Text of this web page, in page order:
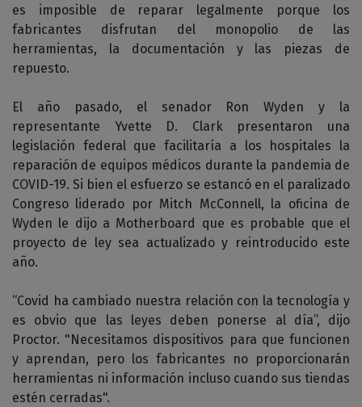
es imposible de reparar legalmente porque los
fabricantes disfrutan del monopolio de las
herramientas, la documentación y las piezas de
repuesto.
El año pasado, el senador Ron Wyden y la
representante Yvette D. Clark presentaron una
legislación federal que facilitaría a los hospitales la
reparación de equipos médicos durante la pandemia de
COVID-19. Si bien el esfuerzo se estancó en el paralizado
Congreso liderado por Mitch McConnell, la oficina de
Wyden le dijo a Motherboard que es probable que el
proyecto de ley sea actualizado y reintroducido este
año.
“Covid ha cambiado nuestra relación con la tecnología y
es obvio que las leyes deben ponerse al día”, dijo
Proctor. "Necesitamos dispositivos para que funcionen
y aprendan, pero los fabricantes no proporcionarán
herramientas ni información incluso cuando sus tiendas
estén cerradas".